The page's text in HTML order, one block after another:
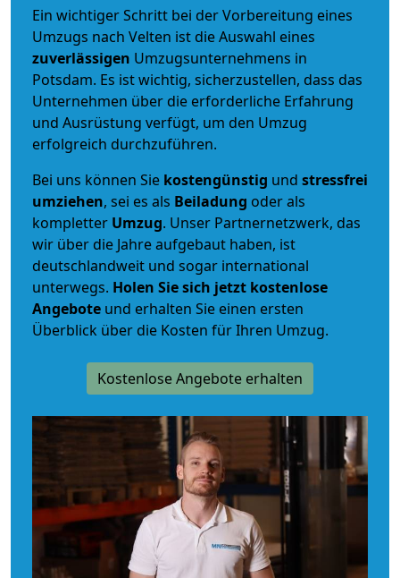
Ein wichtiger Schritt bei der Vorbereitung eines
Umzugs nach Velten ist die Auswahl eines
zuverlässigen Umzugsunternehmens in
Potsdam. Es ist wichtig, sicherzustellen, dass das
Unternehmen über die erforderliche Erfahrung
und Ausrüstung verfügt, um den Umzug
erfolgreich durchzuführen.
Bei uns können Sie kostengünstig und stressfrei
umziehen, sei es als Beiladung oder als
kompletter Umzug. Unser Partnernetzwerk, das
wir über die Jahre aufgebaut haben, ist
deutschlandweit und sogar international
unterwegs. Holen Sie sich jetzt kostenlose
Angebote und erhalten Sie einen ersten
Überblick über die Kosten für Ihren Umzug.
Kostenlose Angebote erhalten